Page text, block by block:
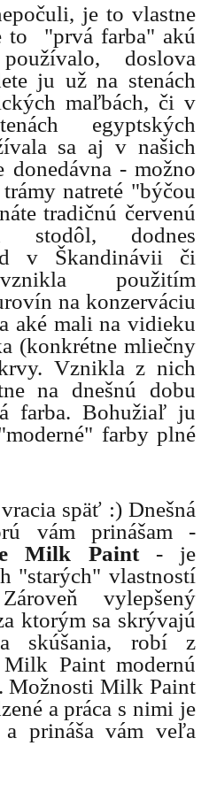
je to vlastne
to "prvá farba" akú
doslova
ju už na stenách
maľbách, či v
egyptských
sa aj v našich
donedávna - možno
natreté "býčou
tradičnú červenú
stodôl, dodnes
v Škandinávii či
použitím
na konzerváciu
aké mali na vidieku
(konkrétne mliečny
Vznikla z nich
na dnešnú dobu
farba. Bohužiaľ ju
farby plné
späť :) Dnešná
vám prinášam -
Milk Paint- je
"starých" vlastností
vylepšený
ktorým sa skrývajú
skúšania, robí z
Milk Paint modernú
Možnosti Milk Paint
a práca s nimi je
prináša vám veľa